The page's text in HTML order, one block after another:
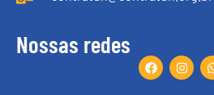
Nossas redes